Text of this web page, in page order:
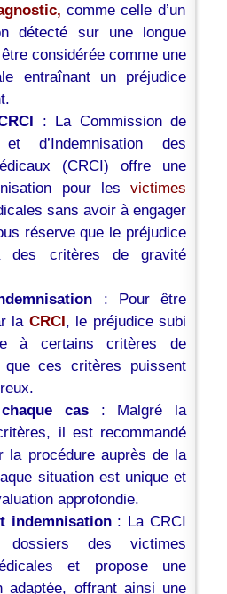
comme celle d’un
détecté sur une longue
considérée comme une
entraînant un préjudice
: La Commission de
et d’Indemnisation des
(CRCI) offre une
pour les victimes
sans avoir à engager
réserve que le préjudice
des critères de gravité
: Pour être
la CRCI, le préjudice subi
à certains critères de
que ces critères puissent
cas : Malgré la
il est recommandé
la procédure auprès de la
situation est unique et
approfondie.
indemnisation: La CRCI
des victimes
et propose une
adaptée, offrant ainsi une